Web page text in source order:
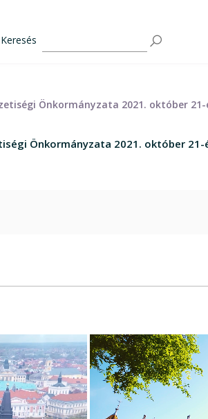
Keresés
Önkormányzata 2021. október
Önkormányzata 2021. október